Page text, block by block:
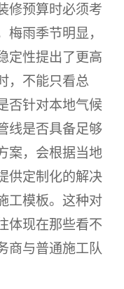
修预算时必须考
雨季节明显，
定性提出了更高
，不能只看总
否针对本地气候
线是否具备足够
案，会根据当地
供定制化的解决
工模板。这种对
体现在那些看不
商与普通施工队